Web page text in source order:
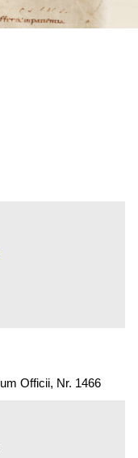
Officii, Nr. 1466